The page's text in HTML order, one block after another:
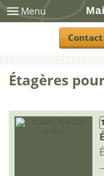
Menu
Contact
Étagères